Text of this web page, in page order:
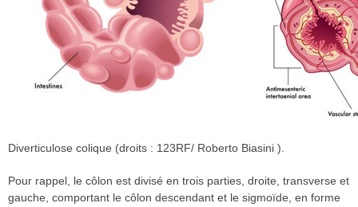
Diverticulose colique (droits : 123RF/ Roberto Biasini ).
Pour rappel, le côlon est divisé en trois parties, droite, transverse et
gauche, comportant le côlon descendant et le sigmoïde, en forme